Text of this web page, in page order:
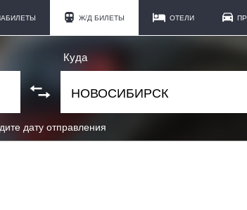
Ж/Д БИЛЕТЫ ОТЕЛИ
Куда
дату отправления